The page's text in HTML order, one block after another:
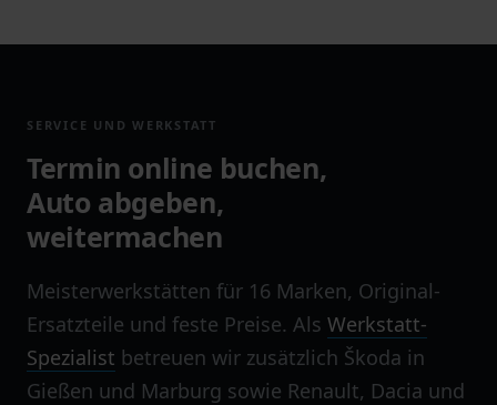
SERVICE UND WERKSTATT
Termin online buchen,
Auto abgeben,
weitermachen
Meisterwerkstätten für 16 Marken, Original-
Ersatzteile und feste Preise. Als Werkstatt-
Spezialist betreuen wir zusätzlich Škoda in
Gießen und Marburg sowie Renault, Dacia und